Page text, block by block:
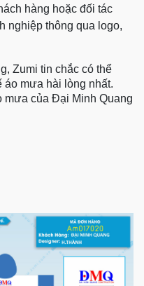
hàng hoặc đối tác
nghiệp thông qua logo,
Zumi tin chắc có thể
áo mưa hài lòng nhất.
mưa của Đại Minh Quang